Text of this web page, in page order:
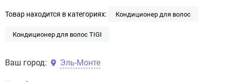
Товар находится в категориях: Кондиционер для волос
Кондиционер для волос TIGI
Ваш город: Эль-Монте